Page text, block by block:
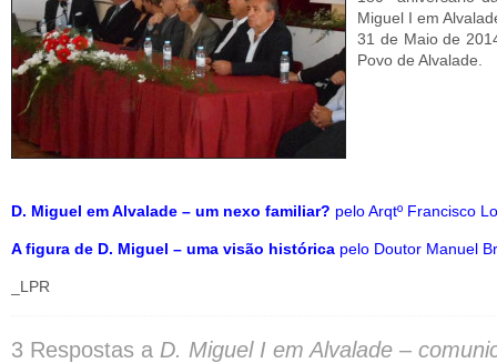
Miguel I em
31 de Maio de
Povo de Alvalade.
D. Miguel em Alvalade – um nexo familiar? pelo Arqtº Francisco
A figura de D. Miguel – uma visão histórica pelo Doutor Manuel
_LPR
3 Respostas a D. Miguel I em Alvalade –